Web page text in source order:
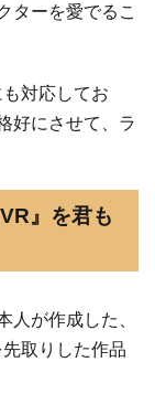
ターを愛でるこ
対応してお
好にさせて、ラ
』を君も
人が作成した、
取りした作品